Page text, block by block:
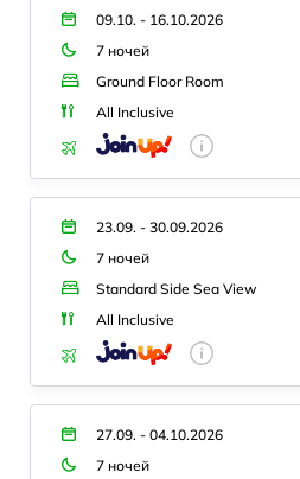
09.10. - 16.10.2026
7 ночей
Ground Floor Room
All Inclusive
23.09. - 30.09.2026
7 ночей
Standard Side Sea View
All Inclusive
27.09. - 04.10.2026
7 ночей